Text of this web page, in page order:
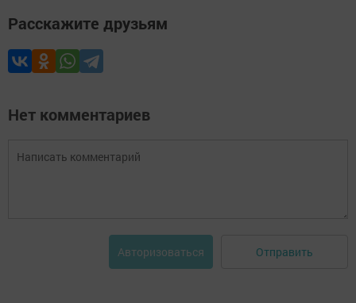
Расскажите друзьям
Нет комментариев
Авторизоваться Отправить